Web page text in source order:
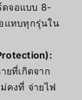
ดจอแบบ 8-
แทบทุกรุ่นใน
ยที่เกิดจาก
คงที่ จ่ายไฟ